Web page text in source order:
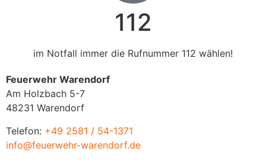
112
im Notfall immer die Rufnummer 112 wählen!
Feuerwehr Warendorf
Am Holzbach 5-7
48231 Warendorf
Telefon: +49 2581 / 54-1371
info@feuerwehr-warendorf.de